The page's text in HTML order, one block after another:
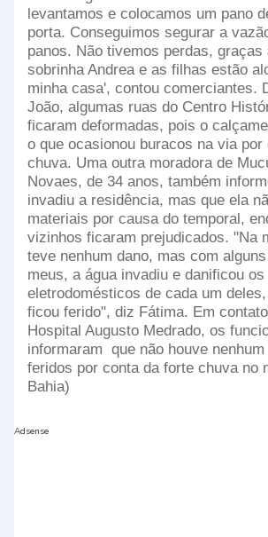
levantamos e colocamos um pano
porta. Conseguimos segurar a
panos. Não tivemos perdas, graças
sobrinha Andrea e as filhas estão
minha casa', contou comerciantes.
João, algumas ruas do Centro
ficaram deformadas, pois o
o que ocasionou buracos na via por
chuva. Uma outra moradora de
Novaes, de 34 anos, também
invadiu a residência, mas que ela
materiais por causa do temporal,
vizinhos ficaram prejudicados. "Na
teve nenhum dano, mas com
meus, a água invadiu e danificou
eletrodomésticos de cada um
ficou ferido", diz Fátima. Em
Hospital Augusto Medrado, os
informaram que não houve
feridos por conta da forte chuva no
Bahia)
Adsense